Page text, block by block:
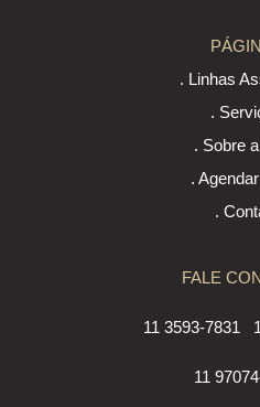
. Linhas
.
. Sobre
.
.
FALE
11 3593-7831
11